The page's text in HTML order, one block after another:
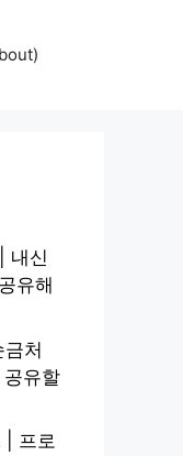
내신
유해
처
유할
| 프로